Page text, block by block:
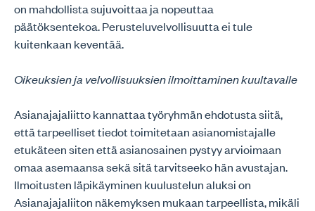
on mahdollista sujuvoittaa ja nopeuttaa
päätöksentekoa. Perusteluvelvollisuutta ei tule
kuitenkaan keventää.
Oikeuksien ja velvollisuuksien ilmoittaminen kuultavalle
Asianajajaliitto kannattaa työryhmän ehdotusta siitä,
että tarpeelliset tiedot toimitetaan asianomistajalle
etukäteen siten että asianosainen pystyy arvioimaan
omaa asemaansa sekä sitä tarvitseeko hän avustajan.
Ilmoitusten läpikäyminen kuulustelun aluksi on
Asianajajaliiton näkemyksen mukaan tarpeellista, mikäli